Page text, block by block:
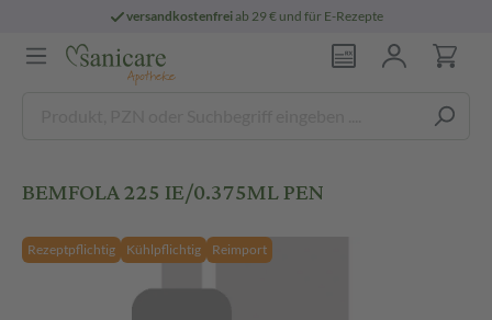
versandkostenfreiab 29 € und für E-Rezepte
BEMFOLA 225 IE/0.375ML PEN
Rezeptpflichtig Kühlpflichtig Reimport